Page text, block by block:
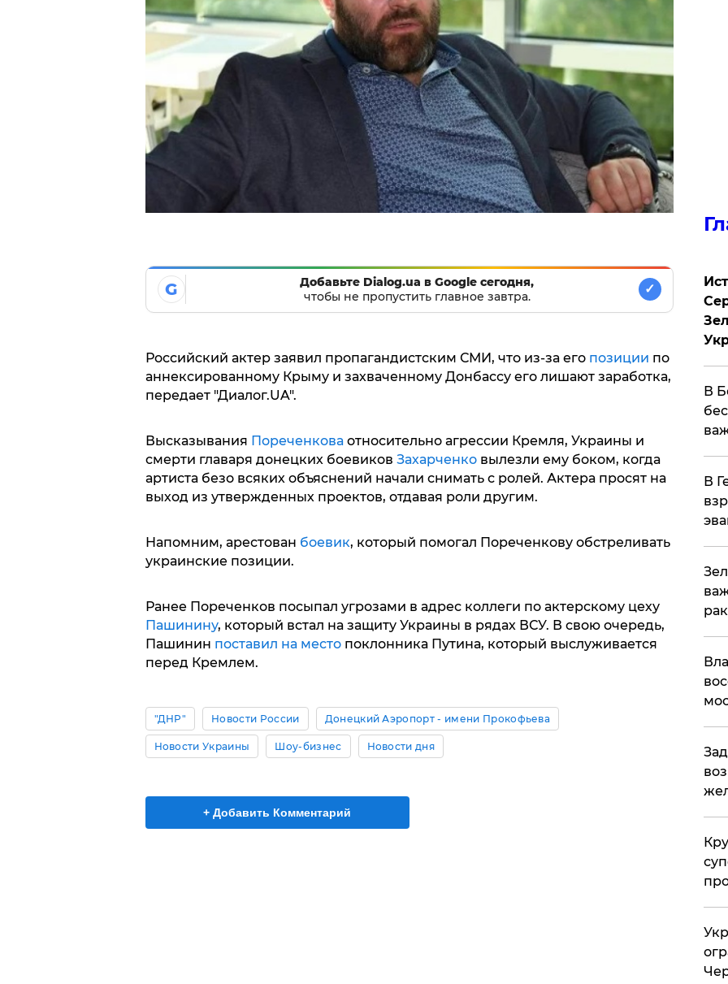
G
Добавьте Dialog.ua в Google сегодня,
чтобы не пропустить главное завтра.
✓
Российский актер заявил пропагандистским СМИ, что из-за его позиции по
аннексированному Крыму и захваченному Донбассу его лишают заработка,
передает "Диалог.UA".
Высказывания Пореченковаотносительно агрессии Кремля, Украины и
смерти главаря донецких боевиков Захарченковылезли ему боком, когда
артиста безо всяких объяснений начали снимать с ролей. Актера просят на
выход из утвержденных проектов, отдавая роли другим.
Напомним, арестован боевик, который помогал Пореченкову обстреливать
украинские позиции.
Ранее Пореченков посыпал угрозами в адрес коллеги по актерскому цеху
Пашинину, который встал на защиту Украины в рядах ВСУ. В свою очередь,
Пашинин поставил на местопоклонника Путина, который выслуживается
перед Кремлем.
"ДНР" Новости России Донецкий Аэропорт - имени Прокофьева
Новости Украины Шоу-бизнес Новости дня
+ Добавить Комментарий
В
В